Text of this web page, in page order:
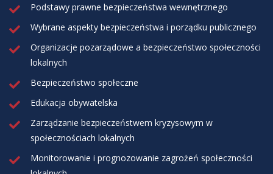
Podstawy prawne bezpieczeństwa wewnętrznego
Wybrane aspekty bezpieczeństwa i porządku publicznego
Organizacje pozarządowe a bezpieczeństwo społeczności
lokalnych
Bezpieczeństwo społeczne
Edukacja obywatelska
Zarządzanie bezpieczeństwem kryzysowym w
społecznościach lokalnych
Monitorowanie i prognozowanie zagrożeń społeczności